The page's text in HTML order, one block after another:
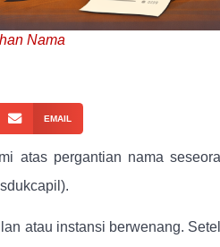
Nama
EMAIL
atas pergantian nama
atau instansi berwenang.